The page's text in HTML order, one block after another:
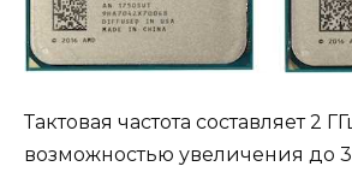
Тактовая частота составляет 2
возможностью увеличения до